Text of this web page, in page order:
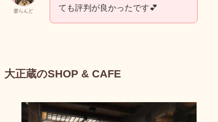
愛らんど
ても評判が良かったです💕
大正蔵のSHOP & CAFE